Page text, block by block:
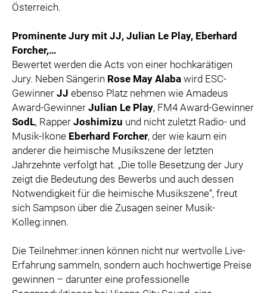
Österreich.
Prominente Jury mit JJ, Julian Le Play, Eberhard
Forcher,…
Bewertet werden die Acts von einer hochkarätigen
Jury. Neben Sängerin Rose May Alaba wird ESC-
Gewinner JJ ebenso Platz nehmen wie Amadeus
Award-Gewinner Julian Le Play, FM4 Award-Gewinner
SodL, Rapper Joshimizu und nicht zuletzt Radio- und
Musik-Ikone Eberhard Forcher, der wie kaum ein
anderer die heimische Musikszene der letzten
Jahrzehnte verfolgt hat. „Die tolle Besetzung der Jury
zeigt die Bedeutung des Bewerbs und auch dessen
Notwendigkeit für die heimische Musikszene“, freut
sich Sampson über die Zusagen seiner Musik-
Kolleg:innen.
Die Teilnehmer:innen können nicht nur wertvolle Live-
Erfahrung sammeln, sondern auch hochwertige Preise
gewinnen – darunter eine professionelle